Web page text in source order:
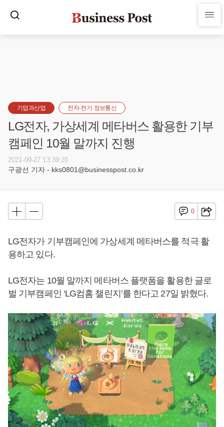
기업과산업 전자·전기·정보통신
LG전자, 가상세계 메타버스 활용한 기부
캠페인 10월 말까지 진행
2021-09-27 13:39:20
구광선 기자 - kks0801@businesspost.co.kr
0
LG전자가 기부캠페인에 가상세계 메타버스를 적극 활
용하고 있다.
LG전자는 10월 말까지 메타버스 플랫폼을 활용한 글로
벌 기부캠페인 ‘LG컴홈 챌린지’를 한다고 27일 밝혔다.